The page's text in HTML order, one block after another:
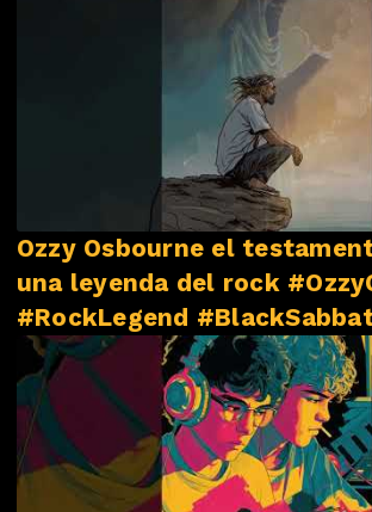
Ozzy Osbourne el
una leyenda del rock
#RockLegend